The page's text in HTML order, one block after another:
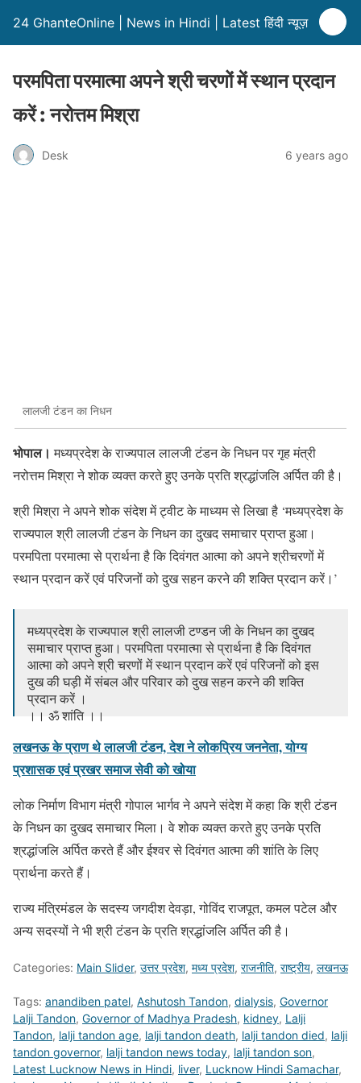
24 GhanteOnline | News in Hindi | Latest हिंदी न्यूज़
परमपिता परमात्मा अपने श्री चरणों में स्थान प्रदान
करें : नरोत्तम मिश्रा
Desk 6 years ago
लालजी टंडन का निधन
भोपाल। मध्यप्रदेश के राज्यपाल लालजी टंडन के निधन पर गृह मंत्री
नरोत्तम मिश्रा ने शोक व्यक्त करते हुए उनके प्रति श्रद्धांजलि अर्पित की है।
श्री मिश्रा ने अपने शोक संदेश में ट्वीट के माध्यम से लिखा है ‘मध्यप्रदेश के
राज्यपाल श्री लालजी टंडन के निधन का दुखद समाचार प्राप्त हुआ।
परमपिता परमात्मा से प्रार्थना है कि दिवंगत आत्मा को अपने श्रीचरणों में
स्थान प्रदान करें एवं परिजनों को दुख सहन करने की शक्ति प्रदान करें।’
मध्यप्रदेश के राज्यपाल श्री लालजी टण्डन जी के निधन का दुखद
समाचार प्राप्त हुआ। परमपिता परमात्मा से प्रार्थना है कि दिवंगत
आत्मा को अपने श्री चरणों में स्थान प्रदान करें एवं परिजनों को इस
दुख की घड़ी में संबल और परिवार को दुख सहन करने की शक्ति
प्रदान करें ।
।। ॐ शांति ।।
— Dr Narottam Mishra (@drnarottammisra)July 21, 2020
लखनऊ के प्राण थे लालजी टंडन, देश ने लोकप्रिय जननेता, योग्य
प्रशासक एवं प्रखर समाज सेवी को खोया
लोक निर्माण विभाग मंत्री गोपाल भार्गव ने अपने संदेश में कहा कि श्री टंडन
के निधन का दुखद समाचार मिला। वे शोक व्यक्त करते हुए उनके प्रति
श्रद्धांजलि अर्पित करते हैं और ईश्वर से दिवंगत आत्मा की शांति के लिए
प्रार्थना करते हैं।
राज्य मंत्रिमंडल के सदस्य जगदीश देवड़ा, गोविंद राजपूत, कमल पटेल और
अन्य सदस्यों ने भी श्री टंडन के प्रति श्रद्धांजलि अर्पित की है।
Categories: Main Slider, उत्तर प्रदेश, मध्य प्रदेश, राजनीति, राष्ट्रीय, लखनऊ
Tags: anandiben patel, Ashutosh Tandon, dialysis, Governor
Lalji Tandon, Governor of Madhya Pradesh, kidney, Lalji
Tandon, lalji tandon age, lalji tandon death, lalji tandon died, lalji
tandon governor, lalji tandon news today, lalji tandon son,
Latest Lucknow News in Hindi, liver, Lucknow Hindi Samachar,